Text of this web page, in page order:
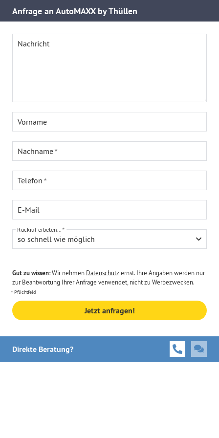
Anfrage an AutoMAXX by Thüllen
Nachricht
Vorname
Nachname
Telefon
E-Mail
so schnell wie möglich
Rückruf erbeten...
Gut zu wissen:Wir nehmen Datenschutzernst. Ihre Angaben werden nur
zur Beantwortung Ihrer Anfrage verwendet, nicht zu Werbezwecken.
Pflichtfeld
Jetzt anfragen!
Direkte Beratung?